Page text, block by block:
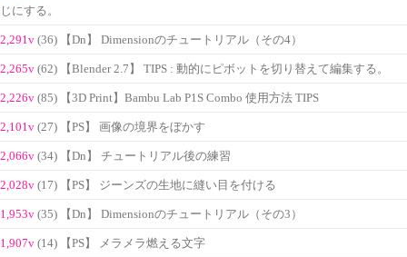
じにする。
2,291v (36) 【Dn】 Dimensionのチュートリアル（その4）
2,265v (62) 【Blender 2.7】 TIPS : 動的にピボットを切り替えて編集する。
2,226v (85) 【3D Print】Bambu Lab P1S Combo 使用方法 TIPS
2,101v (27) 【PS】 画像の境界をぼかす
2,066v (34) 【Dn】 チュートリアル後の練習
2,028v (17) 【PS】 ジーンズの生地に縫い目を付ける
1,953v (35) 【Dn】 Dimensionのチュートリアル（その3）
1,907v (14) 【PS】 メラメラ燃える文字